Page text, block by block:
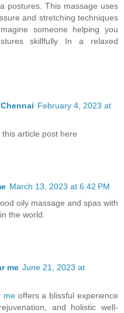
postures. This massage uses
and stretching techniques
someone helping you
skillfully In a relaxed
February 4, 2023 at
article post here
March 13, 2023 at 6:42 PM
oily massage and spas with
the world.
me June 21, 2023 at
meoffers a blissful experience
and holistic well-